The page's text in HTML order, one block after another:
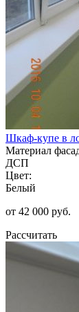
Шкаф-купе в
Материал
ДСП
Цвет:
Белый
от 42 000 руб.
Рассчитать